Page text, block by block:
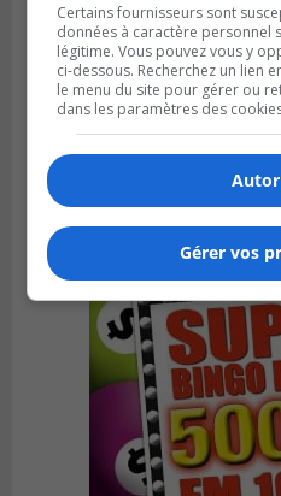
Publié le 6 juillet 2026 à 09h33
valoriser des cendres
Certains fournisseurs sont
données à caractère personnel
légitime. Vous pouvez vous y
ci-dessous. Recherchez un lien
le menu du site pour gérer ou
dans les paramètres des
Gérer vos